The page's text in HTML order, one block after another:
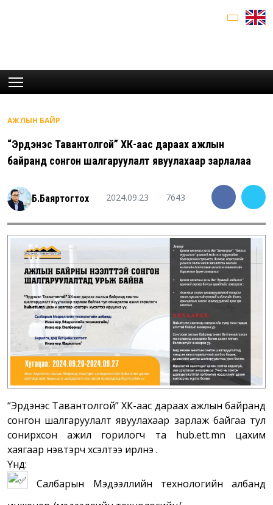
АЖЛЫН БАЙР
“Эрдэнэс Тавантолгой” ХК-аас дараах ажлын
байранд сонгон шалгаруулалт явуулахаар зарлалаа
Б.Баяртогтох 2024.09.23 7643
“Эрдэнэс Тавантолгой” ХК-аас дараах ажлын байранд
сонгон шалгаруулалт явуулахаар зарлаж байгаа тул
сонирхсон ажил горилогч та hub.ett.mn цахим
хаягаар нэвтэрч хүсэлтээ ирүүлнэ үү.
Үүнд:
Салбарын Мэдээллийн технологийн албанд